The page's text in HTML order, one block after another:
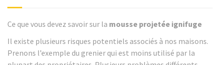
Ce que vous devez savoir sur la mousse projetée ignifuge
Il existe plusieurs risques potentiels associés à nos maisons.
Prenons l’exemple du grenier qui est moins utilisé par la